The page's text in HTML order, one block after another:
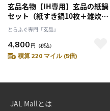
玄品名物【IH専用】玄品の紙鍋
セット（紙すき鍋10枚＋雑炊お
玉付き）
とらふぐ専門「玄品」
4,800 円 （税込）
積算 220 マイル (5倍)
JAL Mallとは